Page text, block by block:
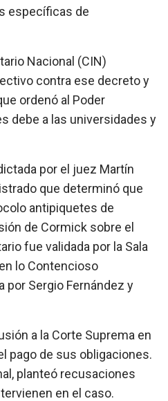
específicas de
Nacional (CIN)
contra ese decreto y
ordenó al Poder
debe a las universidades y
por el juez Martín
que determinó que
antipiquetes de
de Cormick sobre el
fue validada por la Sala
lo Contencioso
por Sergio Fernández y
a la Corte Suprema en
pago de sus obligaciones.
planteó recusaciones
en el caso.